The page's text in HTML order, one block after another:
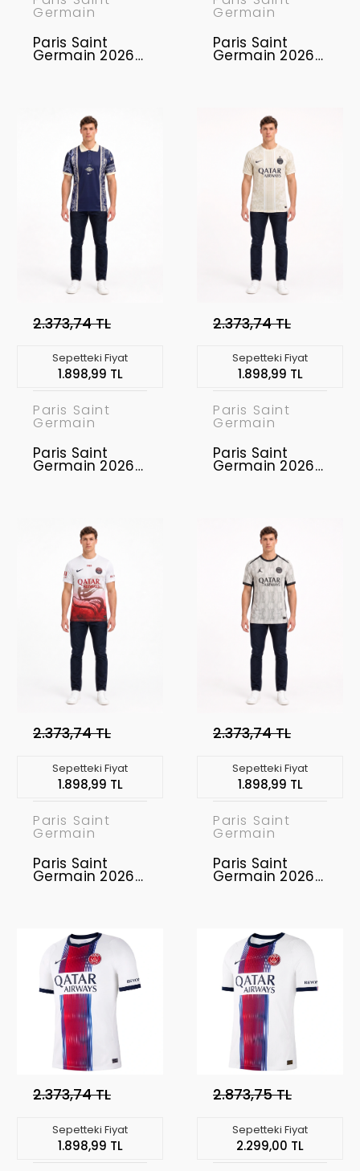
Germain
Paris Saint
Germain 2026-
Germain
Paris Saint
Germain 2026-
2.373,74 TL
Sepetteki Fiyat
1.898,99 TL
Paris Saint
Germain
Paris Saint
Germain 2026-
2.373,74 TL
Sepetteki Fiyat
1.898,99 TL
Paris Saint
Germain
Paris Saint
Germain 2026-
2.373,74 TL
Sepetteki Fiyat
1.898,99 TL
Paris Saint
Germain
Paris Saint
Germain 2026-
2.373,74 TL
Sepetteki Fiyat
1.898,99 TL
Paris Saint
Germain
Paris Saint
Germain 2026-
2.373,74 TL
Sepetteki Fiyat
1.898,99 TL
2.873,75 TL
Sepetteki Fiyat
2.299,00 TL